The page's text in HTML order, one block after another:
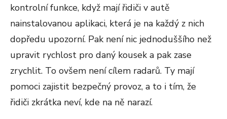
kontrolní funkce, když mají řidiči v autě
nainstalovanou aplikaci, která je na každý z nich
dopředu upozorní. Pak není nic jednoduššího než
upravit rychlost pro daný kousek a pak zase
zrychlit. To ovšem není cílem radarů. Ty mají
pomoci zajistit bezpečný provoz, a to i tím, že
řidiči zkrátka neví, kde na ně narazí.